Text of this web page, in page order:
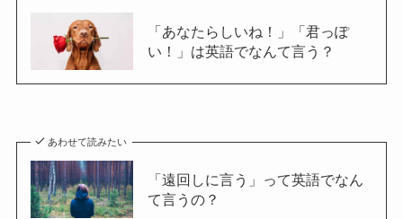
「あなたらしいね！」「君っぽ
い！」は英語でなんて言う？
あわせて読みたい
「遠回しに言う」って英語でなん
て言うの？